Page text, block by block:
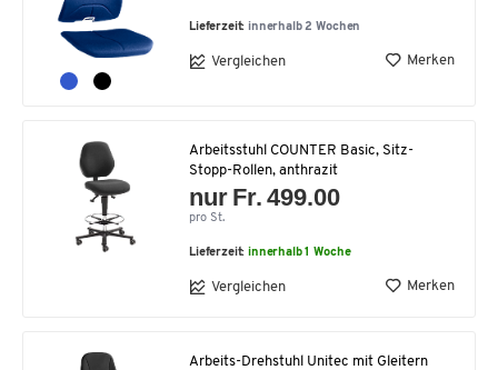
Lieferzeit: innerhalb 2 Wochen
Vergleichen Merken
Arbeitsstuhl COUNTER Basic, Sitz-
Stopp-Rollen, anthrazit
nur Fr. 499.00
pro St.
Lieferzeit:innerhalb 1 Woche
Vergleichen Merken
Arbeits-Drehstuhl Unitec mit Gleitern